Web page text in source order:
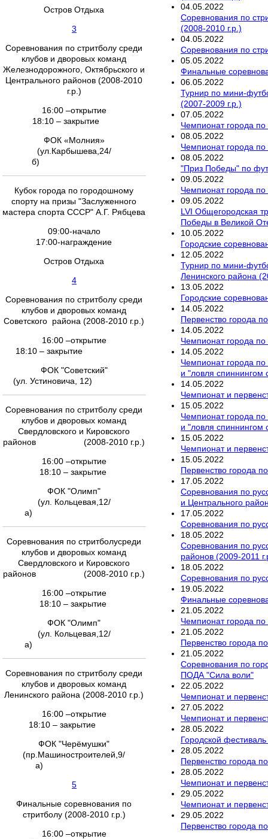
Остров Отдыха
3
Соревнования по стритболу среди
клубов и дворовых команд
Железнодорожного, Октябрьского и
Центрального районов (2008-2010
г.р.)
16:00 –открытие
18:10 – закрытие
ФОК «Молния»
(ул.Карбышева,24/
б)
Кубок города по городошному
спорту на призы "Заслуженного
мастера спорта СССР" А.Г. Рябцева
09:00-начало
17:00-награждение
Остров Отдыха
4
Соревнования по стритболу среди
клубов и дворовых команд
Советского района (2008-2010 г.р.)
16:00 –открытие
18:10 – закрытие
ФОК "Советский"
(ул. Устиновича, 12)
Соревнования по стритболу среди
клубов и дворовых команд
Свердловского и Кировского
районов (2008-2010 г.р.)
16:00 –открытие
18:10 – закрытие
ФОК "Олимп"
(ул. Кольцевая,12/
а)
Соревнования по стритболусреди
клубов и дворовых команд
Свердловского и Кировского
районов (2008-2010 г.р.)
16:00 –открытие
18:10 – закрытие
ФОК "Олимп"
(ул. Кольцевая,12/
а)
Соревнования по стритболу среди
клубов и дворовых команд
Ленинского района (2008-2010 г.р.)
16:00 –открытие
18:10 – закрытие
ФОК "Черёмушки"
(пр.Машиностроителей,9/
а)
5
Финальные соревнования по
стритболу (2008-2010 г.р.)
16:00 –открытие
04 05 2022
Соревнования по
(2008-2010 г.р.)
04 05 2022
Соревнования по
05 05 2022
Финальные
06 05 2022
Турнир по мини-
(2007-2009 г.р.)
07 05 2022
Чемпионат города по
08 05 2022
Чемпионат города по
08 05 2022
"Приз Победы" по
09 05 2022
Чемпионат города по
09 05 2022
LVI Общегородская
Победы в Великой
10 05 2022
Городские
12 05 2022
Турнир по мини-
Ленинского района
13 05 2022
Городские
14 05 2022
Первенство города
14 05 2022
Чемпионат города по
14 05 2022
Чемпионат города
и "ловля спиннингом
14 05 2022
Чемпионат и
15 05 2022
Чемпионат города
и "ловля спиннингом
15 05 2022
Чемпионат и
15 05 2022
Первенство города
17 05 2022
Соревнования по
и Центрального
17 05 2022
Соревнования по
18 05 2022
Соревнования по
районов (2009-2011
18 05 2022
Соревнования по
19 05 2022
Финальные
21 05 2022
Чемпионат города по
21 05 2022
Первенство города
21 05 2022
Соревнования по
ПОДА "Сила воли"
22 05 2022
Чемпионат и
27 05 2022
Чемпионат и
28 05 2022
Городской
28 05 2022
Первенство города
28 05 2022
Чемпионат и
29 05 2022
Чемпионат и
29 05 2022
Первенство города